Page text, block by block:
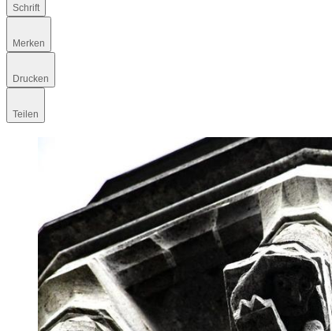
Schrift
Merken
Drucken
Teilen